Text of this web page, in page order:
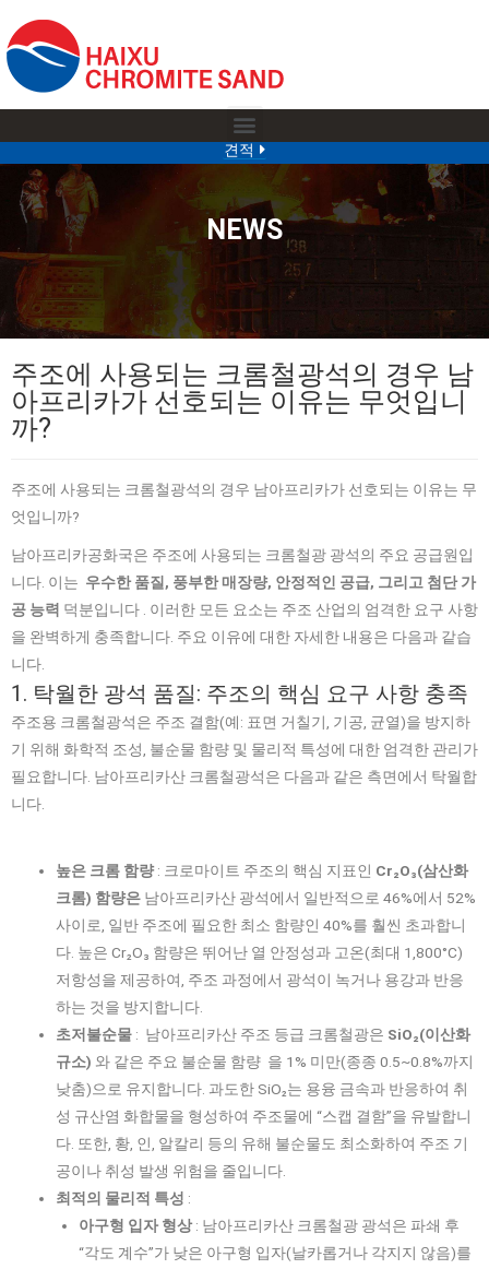
견적
NEWS
주조에 사용되는 크롬철광석의 경우 남
아프리카가 선호되는 이유는 무엇입니
까?
주조에 사용되는 크롬철광석의 경우 남아프리카가 선호되는 이유는 무
엇입니까?
남아프리카공화국은 주조에 사용되는 크롬철광 광석의 주요 공급원입
니다. 이는 우수한 품질, 풍부한 매장량, 안정적인 공급, 그리고 첨단 가
공 능력 덕분입니다 . 이러한 모든 요소는 주조 산업의 엄격한 요구 사항
을 완벽하게 충족합니다. 주요 이유에 대한 자세한 내용은 다음과 같습
니다.
1. 탁월한 광석 품질: 주조의 핵심 요구 사항 충족
주조용 크롬철광석은 주조 결함(예: 표면 거칠기, 기공, 균열)을 방지하
기 위해 화학적 조성, 불순물 함량 및 물리적 특성에 대한 엄격한 관리가
필요합니다. 남아프리카산 크롬철광석은 다음과 같은 측면에서 탁월합
니다.
높은 크롬 함량: 크로마이트 주조의 핵심 지표인 Cr₂O₃(삼산화
크롬) 함량은 남아프리카산 광석에서 일반적으로 46%에서 52%
사이로, 일반 주조에 필요한 최소 함량인 40%를 훨씬 초과합니
다. 높은 Cr₂O₃ 함량은 뛰어난 열 안정성과 고온(최대 1,800°C)
저항성을 제공하여, 주조 과정에서 광석이 녹거나 용강과 반응
하는 것을 방지합니다.
초저불순물 : 남아프리카산 주조 등급 크롬철광은 SiO₂(이산화
규소) 와 같은 주요 불순물 함량 을 1% 미만(종종 0.5~0.8%까지
낮춤)으로 유지합니다. 과도한 SiO₂는 용융 금속과 반응하여 취
성 규산염 화합물을 형성하여 주조물에 “스캡 결함”을 유발합니
다. 또한, 황, 인, 알칼리 등의 유해 불순물도 최소화하여 주조 기
공이나 취성 발생 위험을 줄입니다.
최적의 물리적 특성 :
아구형 입자 형상: 남아프리카산 크롬철광 광석은 파쇄 후
“각도 계수”가 낮은 아구형 입자(날카롭거나 각지지 않음)를